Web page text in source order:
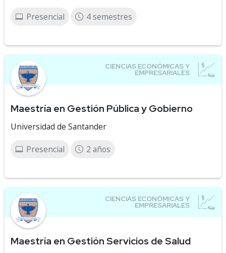
Presencial 4 semestres
Maestría en Gestión Pública y Gobierno
Universidad de Santander
Presencial 2 años
Maestría en Gestión Servicios de Salud